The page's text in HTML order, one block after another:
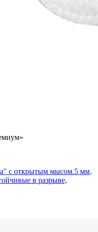
с открытым мысом.5 мм,
в разрыве,